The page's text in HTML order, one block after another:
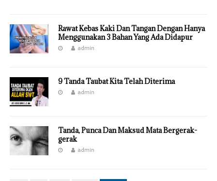
Rawat Kebas Kaki Dan Tangan Dengan Hanya
Menggunakan 3 Bahan Yang Ada Didapur
admin
9 Tanda Taubat Kita Telah Diterima
admin
Tanda, Punca Dan Maksud Mata Bergerak-
gerak
admin